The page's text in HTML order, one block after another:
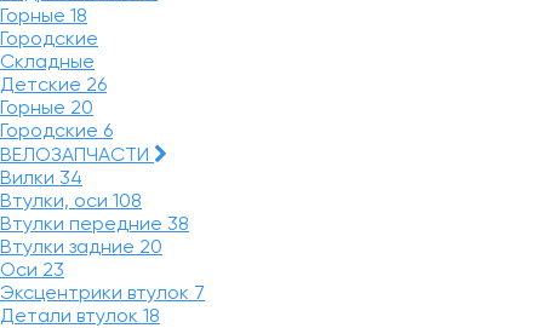
Горные 18
Городские
Складные
Детские 26
Горные 20
Городские 6
ВЕЛОЗАПЧАСТИ
Вилки 34
Втулки, оси 108
Втулки передние 38
Втулки задние 20
Оси 23
Эксцентрики втулок 7
Детали втулок 18